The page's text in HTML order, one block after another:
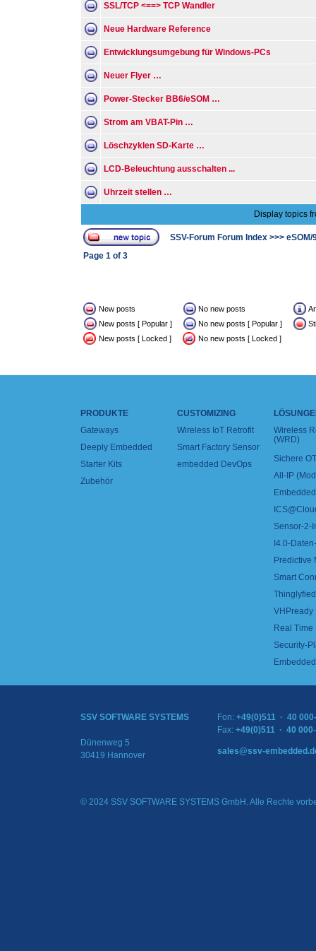
SSL/TCP <==> TCP Wandler
Neue Hardware Reference
Entwicklungsumgebung für Windows-PCs
Neuer Flyer …
Power-Stecker BB6/eSOM …
Strom am VBAT-Pin …
Löschzyklen SD-Karte …
LCD-Beleuchtung ausschalten ...
Uhrzeit stellen …
Display topics
SSV-Forum Forum Index >>> eSOM/
Page 1 of 3
New posts No new posts
New posts [ Popular ]
No new posts [ Popular ]
New posts [ Locked ]
No new posts [ Locked ]
PRODUKTE
Gateways
Deeply Embedded
Starter Kits
Zubehör
CUSTOMIZING
Wireless IoT Retrofit
Smart Factory Sensor
embedded DevOps
Wireless
(WRD)
Sichere
All-IP
Sensor-2-
I4.0-
Predictive
Smart
VHPready
Real
Security-
SSV SOFTWARE SYSTEMS
Dünenweg 5
30419 Hannover
Fon: +49(0)511 · 40
Fax: +49(0)511 · 40
sales@ssv-
© 2024 SSV SOFTWARE SYSTEMS GmbH. Alle Rechte